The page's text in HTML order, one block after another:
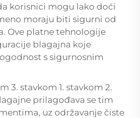
korisnici mogu lako doći
moraju biti sigurni od
Ove platne tehnologije
blagajna koje
s sigurnosnim
3. stavkom 1. stavkom 2.
prilagođava se tim
uz održavanje čiste